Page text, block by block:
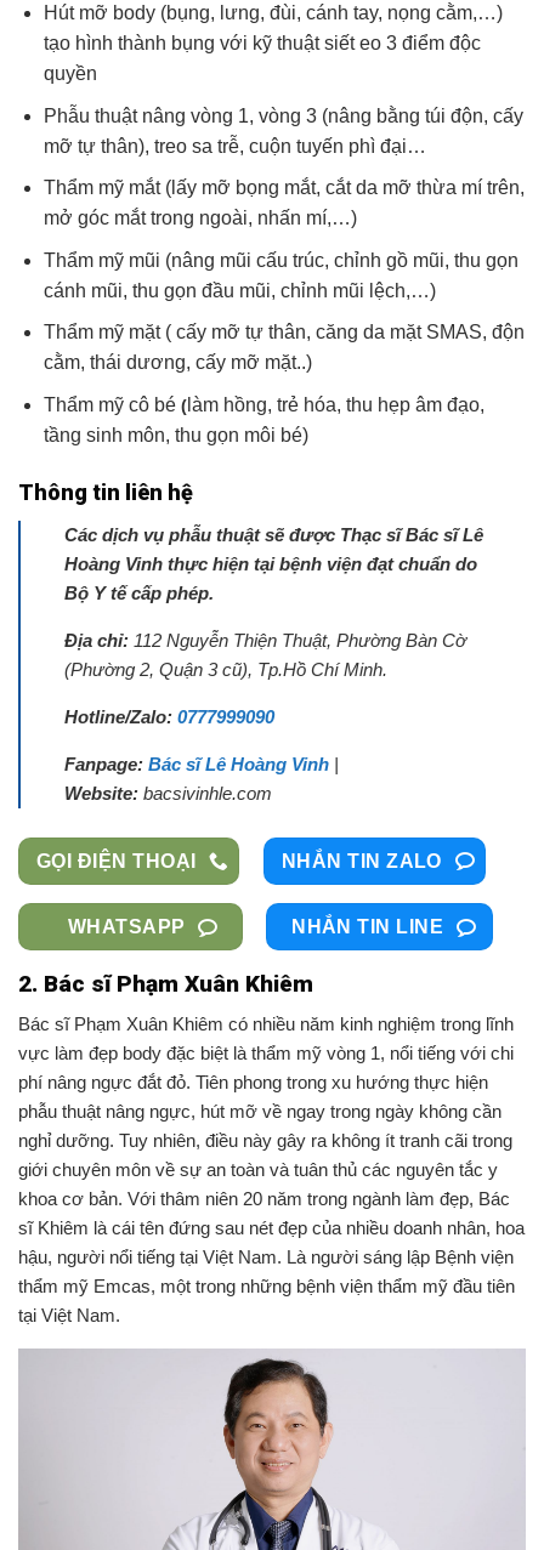
Hút mỡ body (bụng, lưng, đùi, cánh tay, nọng cằm,…)
tạo hình thành bụng với kỹ thuật siết eo 3 điểm độc
quyền
Phẫu thuật nâng vòng 1, vòng 3 (nâng bằng túi độn, cấy
mỡ tự thân), treo sa trễ, cuộn tuyến phì đại…
Thẩm mỹ mắt (lấy mỡ bọng mắt, cắt da mỡ thừa mí trên,
mở góc mắt trong ngoài, nhấn mí,…)
Thẩm mỹ mũi (nâng mũi cấu trúc, chỉnh gồ mũi, thu gọn
cánh mũi, thu gọn đầu mũi, chỉnh mũi lệch,…)
Thẩm mỹ mặt ( cấy mỡ tự thân, căng da mặt SMAS, độn
cằm, thái dương, cấy mỡ mặt..)
Thẩm mỹ cô bé (làm hồng, trẻ hóa, thu hẹp âm đạo,
tầng sinh môn, thu gọn môi bé)
Thông tin liên hệ
Các dịch vụ phẫu thuật sẽ được Thạc sĩ Bác sĩ Lê
Hoàng Vinh thực hiện tại bệnh viện đạt chuẩn do
Bộ Y tế cấp phép.
Địa chỉ: 112 Nguyễn Thiện Thuật, Phường Bàn Cờ
(Phường 2, Quận 3 cũ), Tp.Hồ Chí Minh.
Hotline/Zalo: 0777999090
Fanpage: Bác sĩ Lê Hoàng Vinh |
Website: bacsivinhle.com
GỌI ĐIỆN THOẠI NHẮN TIN ZALO
WHATSAPP NHẮN TIN LINE
2. Bác sĩ Phạm Xuân Khiêm
Bác sĩ Phạm Xuân Khiêm có nhiều năm kinh nghiệm trong lĩnh
vực làm đẹp body đặc biệt là thẩm mỹ vòng 1, nổi tiếng với chi
phí nâng ngực đắt đỏ. Tiên phong trong xu hướng thực hiện
phẫu thuật nâng ngực, hút mỡ về ngay trong ngày không cần
nghỉ dưỡng. Tuy nhiên, điều này gây ra không ít tranh cãi trong
giới chuyên môn về sự an toàn và tuân thủ các nguyên tắc y
khoa cơ bản. Với thâm niên 20 năm trong ngành làm đẹp, Bác
sĩ Khiêm là cái tên đứng sau nét đẹp của nhiều doanh nhân, hoa
hậu, người nổi tiếng tại Việt Nam. Là người sáng lập Bệnh viện
thẩm mỹ Emcas, một trong những bệnh viện thẩm mỹ đầu tiên
tại Việt Nam.